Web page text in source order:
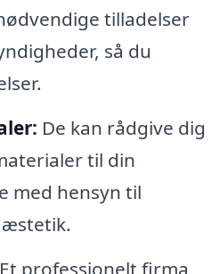
tilladelser
så du
De kan rådgive dig
til din
med hensyn til
Et professionelt firma